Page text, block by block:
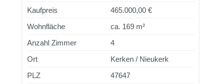
Kaufpreis
465.000,00 €
Wohnfläche
ca. 169 m²
Anzahl Zimmer
4
Ort
Kerken / Nieukerk
PLZ
47647